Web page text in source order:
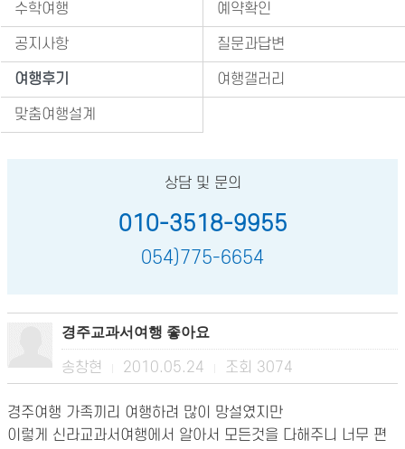
수학여행 예약확인
공지사항 질문과답변
여행후기 여행갤러리
맞춤여행설계
상담 및 문의
010-3518-9955
054)775-6654
경주교과서여행 좋아요
송창현 2010.05.24 조회 3074
경주여행 가족끼리 여행하려 많이 망설였지만
이렇게 신라교과서여행에서 알아서 모든것을 다해주니 너무 편